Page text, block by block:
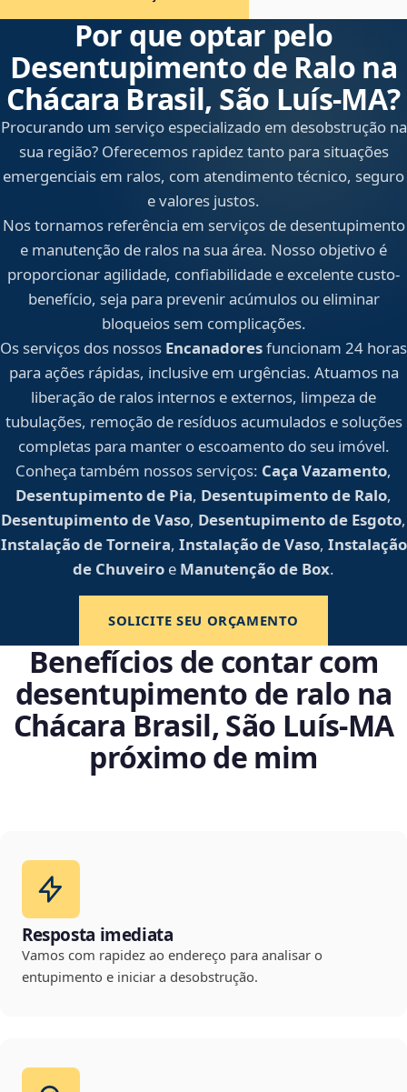
Por que optar pelo
Desentupimento de Ralo na
Chácara Brasil, São Luís‑MA?
Procurando um serviço especializado em desobstrução na
sua região? Oferecemos rapidez tanto para situações
emergenciais em ralos, com atendimento técnico, seguro
e valores justos.
Nos tornamos referência em serviços de desentupimento
e manutenção de ralos na sua área. Nosso objetivo é
proporcionar agilidade, confiabilidade e excelente custo-
benefício, seja para prevenir acúmulos ou eliminar
bloqueios sem complicações.
Os serviços dos nossos Encanadoresfuncionam 24 horas
para ações rápidas, inclusive em urgências. Atuamos na
liberação de ralos internos e externos, limpeza de
tubulações, remoção de resíduos acumulados e soluções
completas para manter o escoamento do seu imóvel.
Conheça também nossos serviços: Caça Vazamento,
Desentupimento de Pia, Desentupimento de Ralo,
Desentupimento de Vaso, Desentupimento de Esgoto,
Instalação de Torneira, Instalação de Vaso, Instalação
de Chuveiro e Manutenção de Box.
SOLICITE SEU ORÇAMENTO
Benefícios de contar com
desentupimento de ralo na
Chácara Brasil, São Luís‑MA
próximo de mim
Resposta imediata
Vamos com rapidez ao endereço para analisar o
entupimento e iniciar a desobstrução.